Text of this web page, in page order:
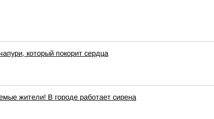
который покорит сердца
жители! В городе работает сирена